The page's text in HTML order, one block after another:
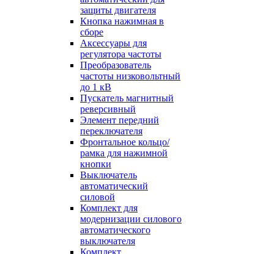
защиты двигателя
Кнопка нажимная в
сборе
Аксессуары для
регулятора частоты
Преобразователь
частоты низковольтный
до 1 кВ
Пускатель магнитный
реверсивный
Элемент передний
переключателя
Фронтальное кольцо/
рамка для нажимной
кнопки
Выключатель
автоматический
силовой
Комплект для
модернизации силового
автоматического
выключателя
Комплект